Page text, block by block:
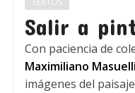
Salir a
Con paciencia de
Maximiliano Masuelli
imágenes del